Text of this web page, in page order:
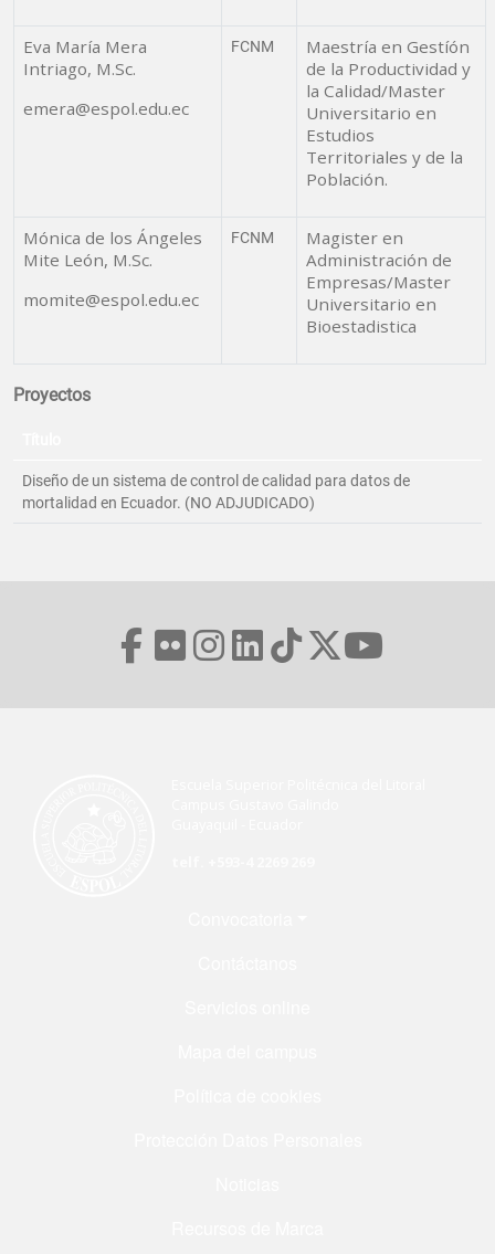
Eva María Mera
Intriago, M.Sc.
emera@espol.edu.ec
FCNM
Maestría en Gestíón
de la Productividad y
la Calidad/Master
Universitario en
Estudios
Territoriales y de la
Población.
Mónica de los Ángeles
Mite León, M.Sc.
momite@espol.edu.ec
FCNM
Magister en
Administración de
Empresas/Master
Universitario en
Bioestadistica
Proyectos
Diseño de un sistema de control de calidad para datos de
mortalidad en Ecuador. (NO ADJUDICADO)